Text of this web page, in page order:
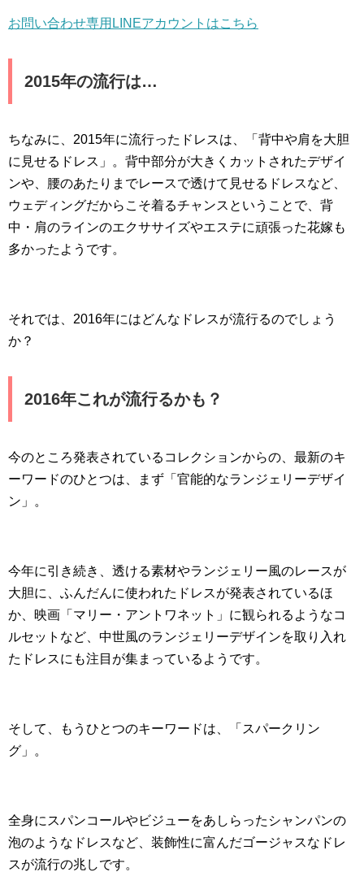
お問い合わせ専用LINEアカウントはこちら
2015年の流行は…
ちなみに、2015年に流行ったドレスは、「背中や肩を大胆
に見せるドレス」。背中部分が大きくカットされたデザイ
ンや、腰のあたりまでレースで透けて見せるドレスなど、
ウェディングだからこそ着るチャンスということで、背
中・肩のラインのエクササイズやエステに頑張った花嫁も
多かったようです。
それでは、2016年にはどんなドレスが流行るのでしょう
か？
2016年これが流行るかも？
今のところ発表されているコレクションからの、最新のキ
ーワードのひとつは、まず「官能的なランジェリーデザイ
ン」。
今年に引き続き、透ける素材やランジェリー風のレースが
大胆に、ふんだんに使われたドレスが発表されているほ
か、映画「マリー・アントワネット」に観られるようなコ
ルセットなど、中世風のランジェリーデザインを取り入れ
たドレスにも注目が集まっているようです。
そして、もうひとつのキーワードは、「スパークリン
グ」。
全身にスパンコールやビジューをあしらったシャンパンの
泡のようなドレスなど、装飾性に富んだゴージャスなドレ
スが流行の兆しです。